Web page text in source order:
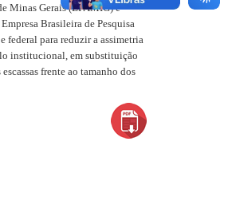
Minas Gerais (EPAMIG) e
Brasileira de Pesquisa
federal para reduzir a assimetria
institucional, em substituição
frente ao tamanho dos